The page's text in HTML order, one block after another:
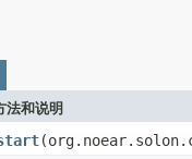
法和说明